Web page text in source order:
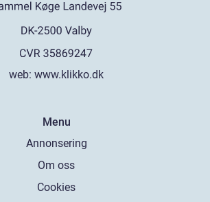
web: www.klikko.dk
Menu
Annonsering
Om oss
Cookies